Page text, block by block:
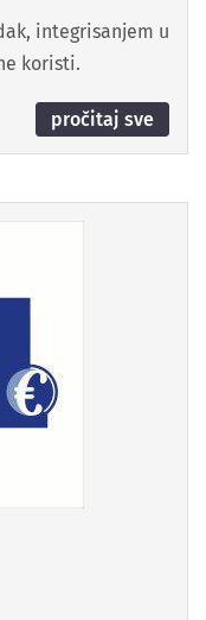
integrisanjem u
koristi.
pročitaj sve